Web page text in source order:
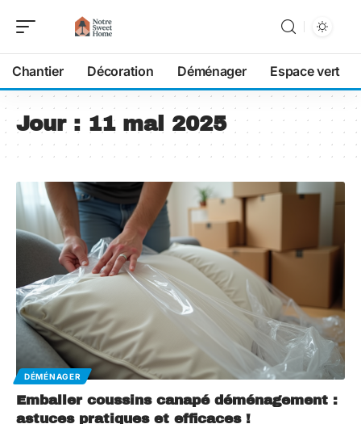
Chantier Décoration Déménager Espace vert
Jour : 11 mai 2025
DÉMÉNAGER
Emballer coussins canapé déménagement :
astuces pratiques et efficaces !